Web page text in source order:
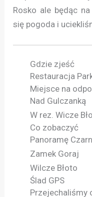
Rosko ale będąc na
się pogoda i
Gdzie zjeść
Restauracja
Miejsce na
Nad Gulczanką
W rez. Wicze
Co zobaczyć
Panoramę
Zamek Goraj
Wilcze Błoto
Ślad GPS
Przejechaliśmy